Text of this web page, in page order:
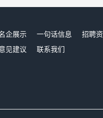
企展示 一句话信息 招聘
见建议 联系我们